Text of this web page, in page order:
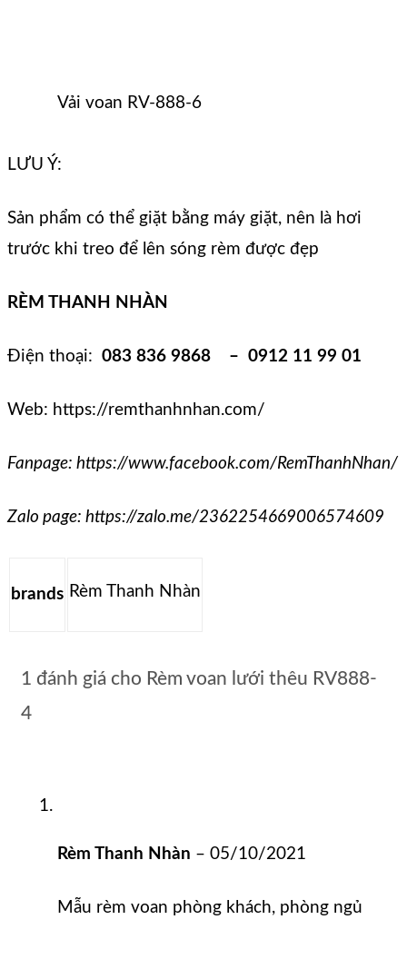
Vải voan RV-888-6
LƯU Ý:
Sản phẩm có thể giặt bằng máy giặt, nên là hơi
trước khi treo để lên sóng rèm được đẹp
RÈM THANH NHÀN
Điện thoại: 083 836 9868 – 0912 11 99 01
Web: https://remthanhnhan.com/
Fanpage: https://www.facebook.com/RemThanhNhan/
Zalo page: https://zalo.me/2362254669006574609
brands Rèm Thanh Nhàn
1 đánh giá cho Rèm voan lưới thêu RV888-
4
Rèm Thanh Nhàn – 05/10/2021
Mẫu rèm voan phòng khách, phòng ngủ